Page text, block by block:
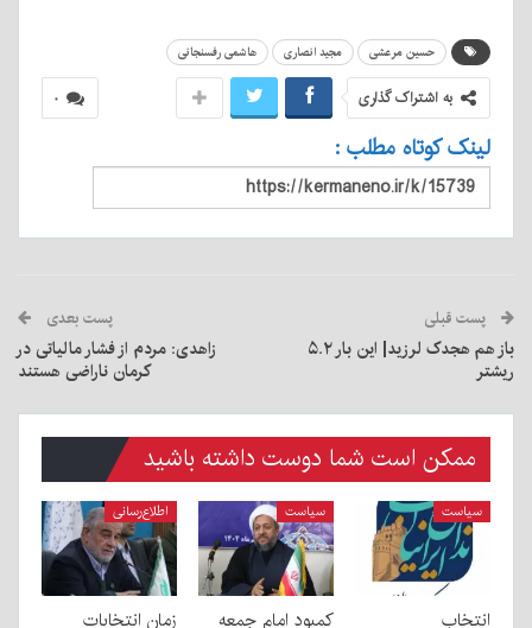
حسین مرعشی مجید انصاری هاشمی رفسنجانی
به اشتراک گذاری
لینک کوتاه مطلب :
پست قبلی
باز هم هجدک لرزید| این بار ۵.۲
پست بعدی
زاهدی: مردم از فشار مالیاتی در
کرمان ناراضی هستند
ممکن است شما دوست داشته باشید
انتخاب کمبود امام جمعه
اطلاع‌رسانی
زمان انتخابات